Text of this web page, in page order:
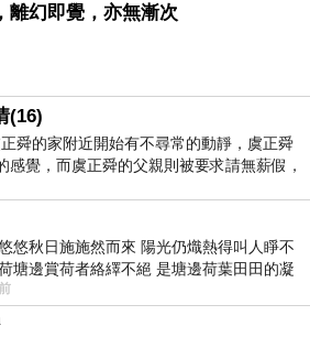
離幻即覺，亦無漸次
(16)
舜的家附近開始有不尋常的動靜，虞正舜
感覺，而虞正舜的父親則被要求請無薪假，
悠秋日施施然而來 陽光仍熾熱得叫人睜不
塘邊賞荷者絡繹不絕 是塘邊荷葉田田的凝
飄逸的是映日荷花別樣紅